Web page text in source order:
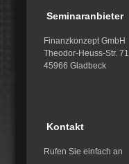
Seminaranbieter
Finanzkonzept GmbH
Theodor-Heuss-Str. 71
45966 Gladbeck
Kontakt
Rufen Sie einfach an